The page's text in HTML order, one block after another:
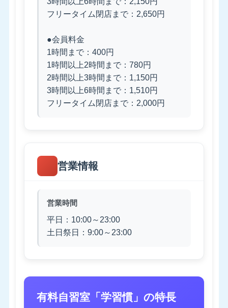
フリータイム閉店まで：2,650円
●会員料金
1時間まで：400円
1時間以上2時間まで：780円
2時間以上3時間まで：1,150円
3時間以上6時間まで：1,510円
フリータイム閉店まで：2,000円
営業情報
営業時間
平日：10:00～23:00
土日祭日：9:00～23:00
有料自習室「学習慣」の特長